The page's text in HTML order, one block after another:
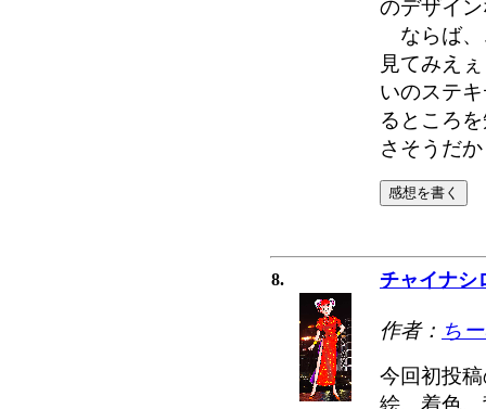
のデザイ
ならば、
見てみえ
いのステ
るところ
さそうだ
8. チャイナシ
作者： ち
今回初投
絵、着色